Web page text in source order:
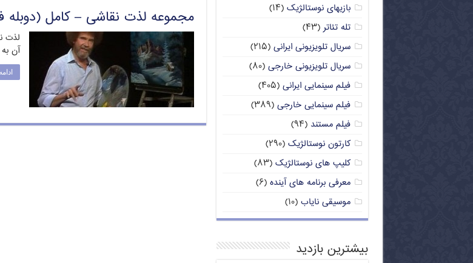
مجموعه لذت نقاشی – کامل (دوبله
لذت
آن
ادامه
بازیهای نوستالژیک (۱۴)
تله تئاتر(۴۳)
سریال تلویزیونی ایرانی (۲۱۵)
سریال تلویزیونی خارجی (۸۰)
فیلم سینمایی ایرانی (۴۰۵)
فیلم سینمایی خارجی (۳۸۹)
فیلم مستند (۹۴)
کارتون نوستالژیک (۲۹۰)
کلیپ های نوستالژیک (۸۳)
معرفی برنامه های آینده (۶)
موسیقی نایاب (۱۰)
بیشترین بازدید